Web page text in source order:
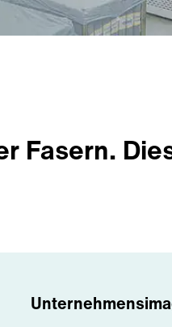
Fasern.